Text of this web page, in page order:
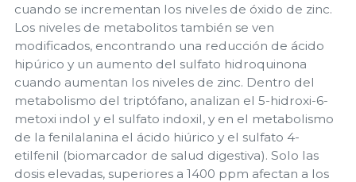
cuando se incrementan los niveles de óxido de zinc.
Los niveles de metabolitos también se ven
modificados, encontrando una reducción de ácido
hipúrico y un aumento del sulfato hidroquinona
cuando aumentan los niveles de zinc. Dentro del
metabolismo del triptófano, analizan el 5-hidroxi-6-
metoxi indol y el sulfato indoxil, y en el metabolismo
de la fenilalanina el ácido hiúrico y el sulfato 4-
etilfenil (biomarcador de salud digestiva). Solo las
dosis elevadas, superiores a 1400 ppm afectan a los